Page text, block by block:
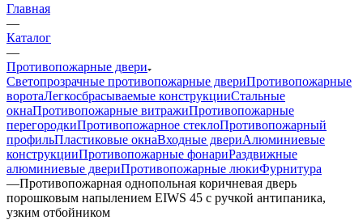
Главная
—
Каталог
—
Противопожарные двери
Светопрозрачные противопожарные двериПротивопожарные
воротаЛегкосбрасываемые конструкцииСтальные
окнаПротивопожарные витражиПротивопожарные
перегородкиПротивопожарное стеклоПротивопожарный
профильПластиковые окнаВходные двериАлюминиевые
конструкцииПротивопожарные фонариРаздвижные
алюминиевые двериПротивопожарные люкиФурнитура
—Противопожарная однопольная коричневая дверь
порошковым напылением EIWS 45 с ручкой антипаника,
узким отбойником